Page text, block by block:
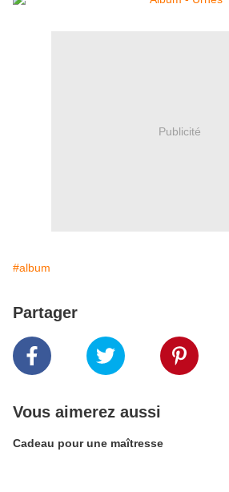
Publicité
#album
Partager
Vous aimerez aussi
Cadeau pour une maîtresse